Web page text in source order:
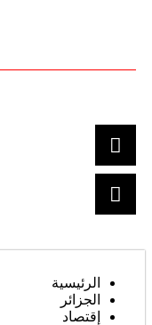
الرئيسية
الجزائر
إقتصاد